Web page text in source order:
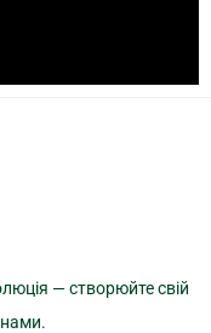
— створюйте свій